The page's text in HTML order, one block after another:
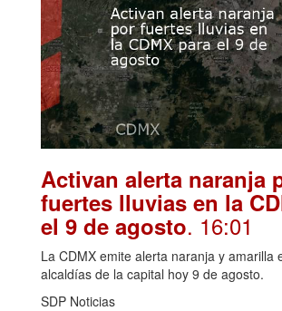
Activan alerta naranja
fuertes lluvias en la
el 9 de agosto. 16:01
La CDMX emite alerta naranja y amarilla
alcaldías de la capital hoy 9 de agosto.
SDP Noticias